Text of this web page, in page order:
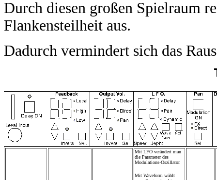
Durch diesen großen Spielraum
Flankensteilheit aus.
Dadurch vermindert sich das
Mit LFO verändert man
die Parameter des
Modulations-Oszillator.
Mit Waveform wählt